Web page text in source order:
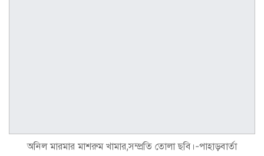
অনিল মারমার মাশরুম খামার,সম্প্রতি তোলা ছবি।-পাহাড়বার্তা